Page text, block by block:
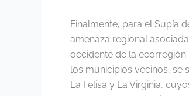
Finalmente, para el Supía
amenaza regional
occidente de la
los municipios vecinos, se
La Felisa y La Virginia,